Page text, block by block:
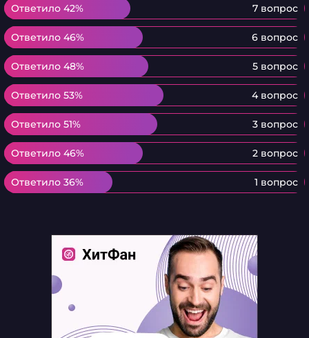
Ответило 42% 7 вопрос
Ответило 42%
Ответило 46% 6 вопрос
Ответило 46%
Ответило 48% 5 вопрос
Ответило 48%
Ответило 53% 4 вопрос
Ответило 53%
Ответило 51% 3 вопрос
Ответило 51%
Ответило 46% 2 вопрос
Ответило 46%
Ответило 36% 1 вопрос
Ответило 36%